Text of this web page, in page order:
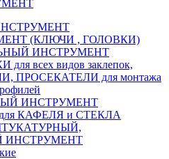
(КЛЮЧИ , ГОЛОВКИ)
ИНСТРУМЕНТ
всех видов заклепок,
ПРОСЕКАТЕЛИ для монтажа
ИНСТРУМЕНТ
КАФЕЛЯ и СТЕКЛА
ИНСТРУМЕНТ